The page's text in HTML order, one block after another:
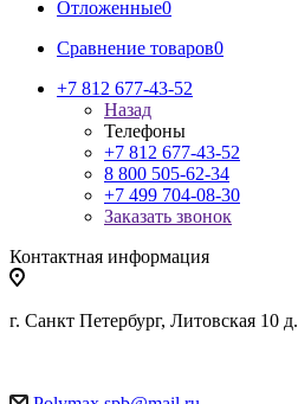
Отложенные0
Сравнение товаров0
+7 812 677-43-52
Назад
Телефоны
+7 812 677-43-52
8 800 505-62-34
+7 499 704-08-30
Заказать звонок
Контактная информация
г. Санкт Петербург, Литовская 10 д.